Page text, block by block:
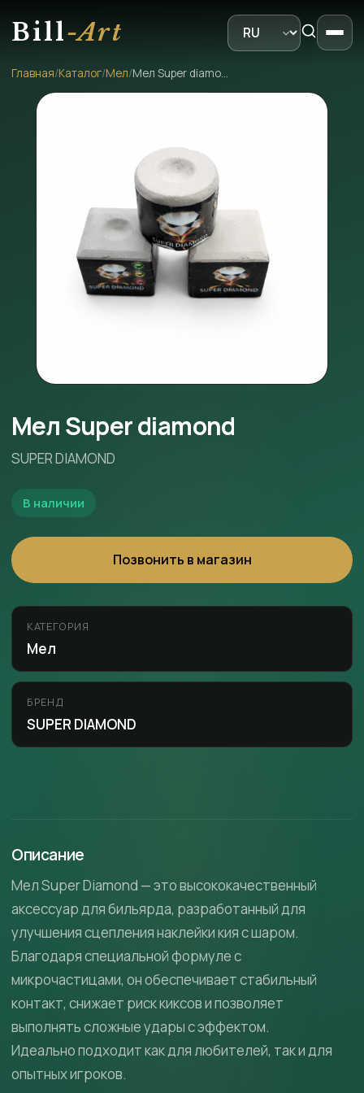
Bill-Art
Главная/Каталог/Мел/ Мел Super diamond
Мел Super diamond
SUPER DIAMOND
В наличии
Позвонить в магазин
КАТЕГОРИЯ
Мел
БРЕНД
SUPER DIAMOND
Описание
Мел Super Diamond — это высококачественный
аксессуар для бильярда, разработанный для
улучшения сцепления наклейки кия с шаром.
Благодаря специальной формуле с
микрочастицами, он обеспечивает стабильный
контакт, снижает риск киксов и позволяет
выполнять сложные удары с эффектом.
Идеально подходит как для любителей, так и для
опытных игроков.